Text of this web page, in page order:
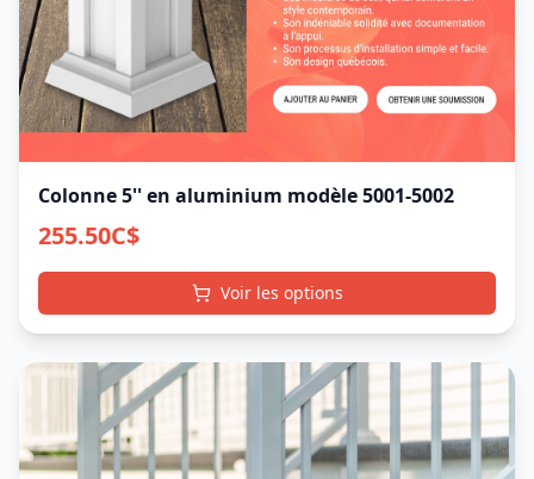
Colonne 5'' en aluminium modèle 5001-5002
255.50C$
Voir les options